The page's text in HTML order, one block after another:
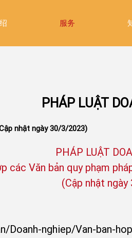
服务
PHÁP LUẬT
nhật ngày 30/3/2023)
PHÁP LUẬT
các Văn bản quy phạm
(Cập nhật
Doanh-nghiep/Van-ban-